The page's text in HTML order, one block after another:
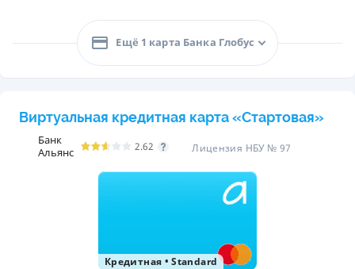
Ещё 1 карта Банка Глобус
Виртуальная кредитная карта «Стартовая»
Банк
Альянс
2.62 Лицензия НБУ № 97
Кредитная •Standard